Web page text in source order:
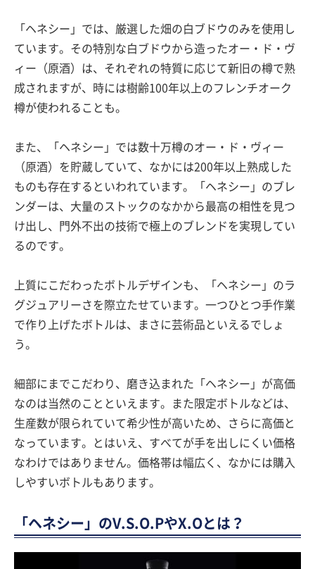
「ヘネシー」では、厳選した畑の白ブドウのみを使用し
ています。その特別な白ブドウから造ったオー・ド・ヴ
ィー（原酒）は、それぞれの特質に応じて新旧の樽で熟
成されますが、時には樹齢100年以上のフレンチオーク
樽が使われることも。
また、「ヘネシー」では数十万樽のオー・ド・ヴィー
（原酒）を貯蔵していて、なかには200年以上熟成した
ものも存在するといわれています。「ヘネシー」のブレ
ンダーは、大量のストックのなかから最高の相性を見つ
け出し、門外不出の技術で極上のブレンドを実現してい
るのです。
上質にこだわったボトルデザインも、「ヘネシー」のラ
グジュアリーさを際立たせています。一つひとつ手作業
で作り上げたボトルは、まさに芸術品といえるでしょ
う。
細部にまでこだわり、磨き込まれた「ヘネシー」が高価
なのは当然のことといえます。また限定ボトルなどは、
生産数が限られていて希少性が高いため、さらに高価と
なっています。とはいえ、すべてが手を出しにくい価格
なわけではありません。価格帯は幅広く、なかには購入
しやすいボトルもあります。
「ヘネシー」のV.S.O.PやX.Oとは？